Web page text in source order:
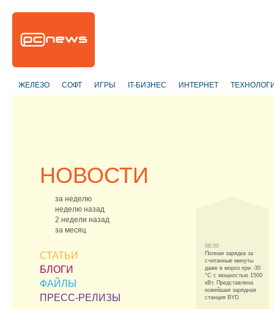
ЖЕЛЕЗО СОФТ ИГРЫ IT-БИЗНЕС ИНТЕРНЕТ
НОВОСТИ
за неделю
неделю назад
2 недели назад
за месяц
СТАТЬИ
БЛОГИ
ФАЙЛЫ
ПРЕСС-РЕЛИЗЫ
08:00
Полная зарядка за
считанные минуты
даже в мороз при -30
°C с мощностью 1500
кВт. Представлена
новейшая зарядная
станция BYD